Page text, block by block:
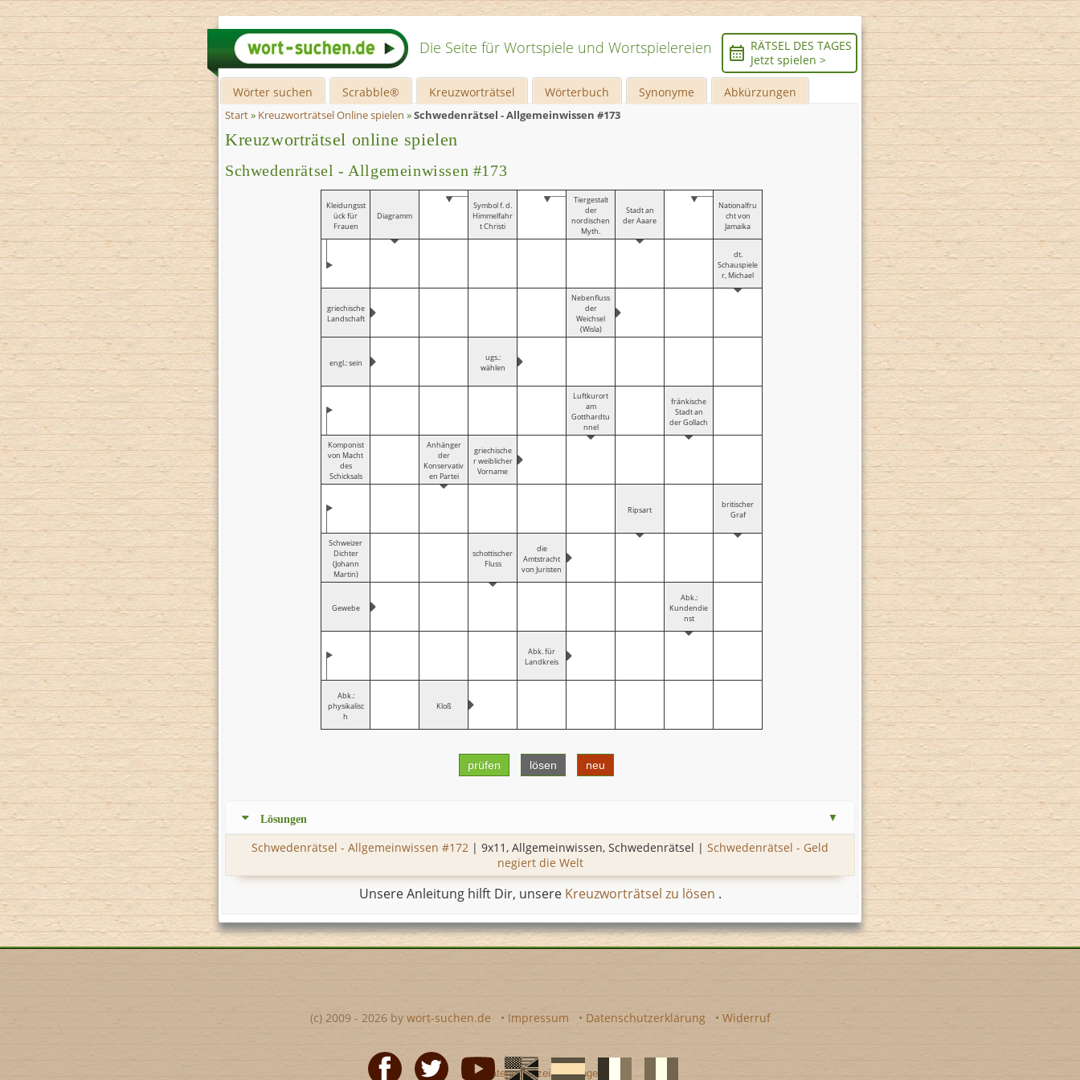
Die Seite für Wortspiele und Wortspielereien
RÄTSEL DES TAGES
Jetzt spielen >
Wörter suchen Scrabble® Kreuzworträtsel Wörterbuch Synonyme Abkürzungen
Start» Kreuzworträtsel Online spielen »Schwedenrätsel - Allgemeinwissen #173
Kreuzworträtsel online spielen
Schwedenrätsel - Allgemeinwissen #173
Kleidungsst
ück für
Frauen
Diagramm
Symbol f. d.
Himmelfahr
t Christi
Tiergestalt
der
nordischen
Myth.
Stadt an
der Aaare
Nationalfru
cht von
Jamaika
dt.
Schauspiele
r, Michael
griechische
Landschaft
Nebenfluss
der
Weichsel
(Wisla)
engl.: sein
ugs.:
wählen
Luftkurort
am
Gotthardtu
nnel
fränkische
Stadt an
der Gollach
Komponist
von Macht
des
Schicksals
Anhänger
der
Konservativ
en Partei
griechische
r weiblicher
Vorname
Ripsart
britischer
Graf
Schweizer
Dichter
(Johann
Martin)
schottischer
Fluss
die
Amtstracht
von Juristen
Gewebe
Abk.:
Kundendie
nst
Abk. für
Landkreis
Abk.:
physikalisc
h
Kloß
prüfen lösen neu
Lösungen
Schwedenrätsel - Allgemeinwissen #172 | 9x11, Allgemeinwissen, Schwedenrätsel | Schwedenrätsel - Geld
negiert die Welt
Unsere Anleitung hilft Dir, unsere Kreuzworträtsel zu lösen .
(c) 2009 - 2026 by wort-suchen.de • Impressum • Datenschutzerklärung • Widerruf
• Datenschutzeinstellungen